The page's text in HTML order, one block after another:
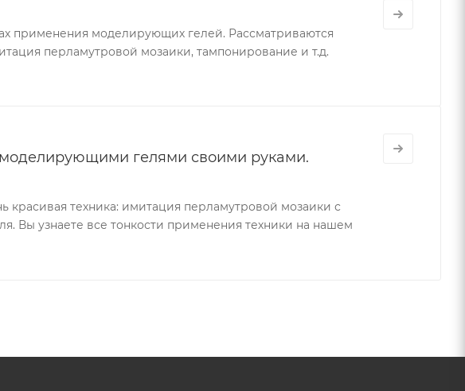
применения моделирующих гелей. Рассматриваются
перламутровой мозаики, тампонирование и т.д.
гелями своими руками.
красивая техника: имитация перламутровой мозаики с
Вы узнаете все тонкости применения техники на нашем